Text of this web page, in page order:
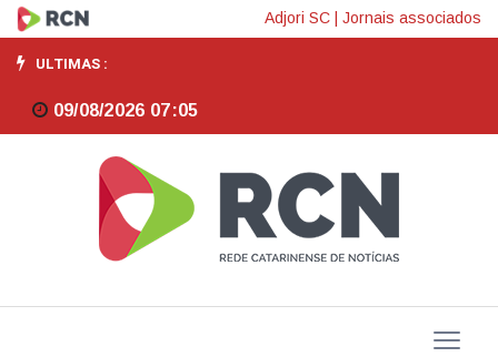
Estado
autoriza
projeto
dragagem
fixação
Adjori SC Jornais associados
ULTIMAS :
09/08/2026 07:05